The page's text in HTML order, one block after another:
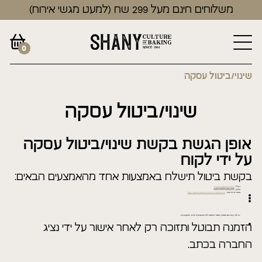
משלוחים חינם מעל 299 שח (למעט מגשי אירוח)
0
שינוי/ביטול עסקה
שינוי/ביטול עסקה
אופן הגשת בקשת שינוי/ביטול עסקה
על ידי לקוח
בקשת ביטול תישלח באמצעות אחד מהאמצעים הבאים:
דוא"ל:Zivshany@gmail.com
טלפון: 048641056\048322066
טופס יצירת קשר\https://shanybakeryonline.co.il/contact
יש לציין את שם המזמין, מספר ההזמנה (לא החשבונית) ופרטי ההתקשרות.
הזמנה תבוטל ותזוכה רק לאחר אישור על ידי נציג
החברה בכתב.